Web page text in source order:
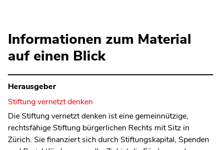
Informationen zum Material
auf einen Blick
Herausgeber
Stiftung vernetzt denken
Die Stiftung vernetzt denken ist eine gemeinnützige,
rechtsfähige Stiftung bürgerlichen Rechts mit Sitz in
Zürich. Sie finanziert sich durch Stiftungskapital, Spenden